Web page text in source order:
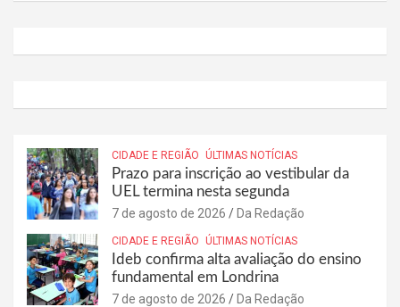
CIDADE E REGIÃO ÚLTIMAS NOTÍCIAS
Prazo para inscrição ao vestibular da
UEL termina nesta segunda
7 de agosto de 2026 Da Redação
CIDADE E REGIÃO ÚLTIMAS NOTÍCIAS
Ideb confirma alta avaliação do ensino
fundamental em Londrina
7 de agosto de 2026 Da Redação